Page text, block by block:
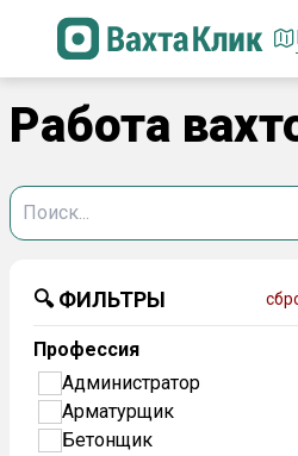
Работа
🔍 ФИЛЬТРЫ
Профессия
Администратор
Арматурщик
Бетонщик